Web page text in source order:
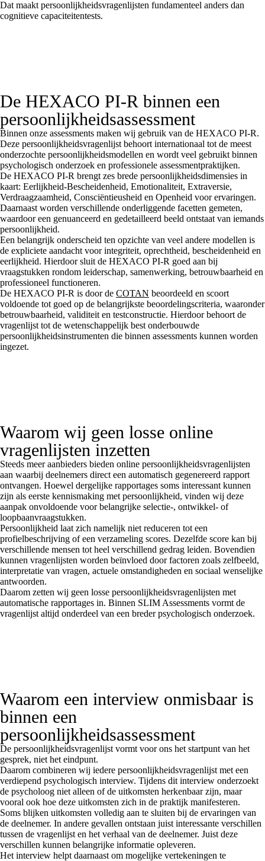
Dat maakt persoonlijkheidsvragenlijsten fundamenteel anders dan
cognitieve capaciteitentests.
De HEXACO PI-R binnen een
persoonlijkheidsassessment
Binnen onze assessments maken wij gebruik van de HEXACO PI-R.
Deze persoonlijkheidsvragenlijst behoort internationaal tot de meest
onderzochte persoonlijkheidsmodellen en wordt veel gebruikt binnen
psychologisch onderzoek en professionele assessmentpraktijken.
De HEXACO PI-R brengt zes brede persoonlijkheidsdimensies in
kaart: Eerlijkheid-Bescheidenheid, Emotionaliteit, Extraversie,
Verdraagzaamheid, Consciëntieusheid en Openheid voor ervaringen.
Daarnaast worden verschillende onderliggende facetten gemeten,
waardoor een genuanceerd en gedetailleerd beeld ontstaat van iemands
persoonlijkheid.
Een belangrijk onderscheid ten opzichte van veel andere modellen is
de expliciete aandacht voor integriteit, oprechtheid, bescheidenheid en
eerlijkheid. Hierdoor sluit de HEXACO PI-R goed aan bij
vraagstukken rondom leiderschap, samenwerking, betrouwbaarheid en
professioneel functioneren.
De HEXACO PI-R is door de COTAN beoordeeld en scoort
voldoende tot goed op de belangrijkste beoordelingscriteria, waaronder
betrouwbaarheid, validiteit en testconstructie. Hierdoor behoort de
vragenlijst tot de wetenschappelijk best onderbouwde
persoonlijkheidsinstrumenten die binnen assessments kunnen worden
ingezet.
Waarom wij geen losse online
vragenlijsten inzetten
Steeds meer aanbieders bieden online persoonlijkheidsvragenlijsten
aan waarbij deelnemers direct een automatisch gegenereerd rapport
ontvangen. Hoewel dergelijke rapportages soms interessant kunnen
zijn als eerste kennismaking met persoonlijkheid, vinden wij deze
aanpak onvoldoende voor belangrijke selectie-, ontwikkel- of
loopbaanvraagstukken.
Persoonlijkheid laat zich namelijk niet reduceren tot een
profielbeschrijving of een verzameling scores. Dezelfde score kan bij
verschillende mensen tot heel verschillend gedrag leiden. Bovendien
kunnen vragenlijsten worden beïnvloed door factoren zoals zelfbeeld,
interpretatie van vragen, actuele omstandigheden en sociaal wenselijke
antwoorden.
Daarom zetten wij geen losse persoonlijkheidsvragenlijsten met
automatische rapportages in. Binnen SLIM Assessments vormt de
vragenlijst altijd onderdeel van een breder psychologisch onderzoek.
Waarom een interview onmisbaar is
binnen een
persoonlijkheidsassessment
De persoonlijkheidsvragenlijst vormt voor ons het startpunt van het
gesprek, niet het eindpunt.
Daarom combineren wij iedere persoonlijkheidsvragenlijst met een
verdiepend psychologisch interview. Tijdens dit interview onderzoekt
de psycholoog niet alleen of de uitkomsten herkenbaar zijn, maar
vooral ook hoe deze uitkomsten zich in de praktijk manifesteren.
Soms blijken uitkomsten volledig aan te sluiten bij de ervaringen van
de deelnemer. In andere gevallen ontstaan juist interessante verschillen
tussen de vragenlijst en het verhaal van de deelnemer. Juist deze
verschillen kunnen belangrijke informatie opleveren.
Het interview helpt daarnaast om mogelijke vertekeningen te